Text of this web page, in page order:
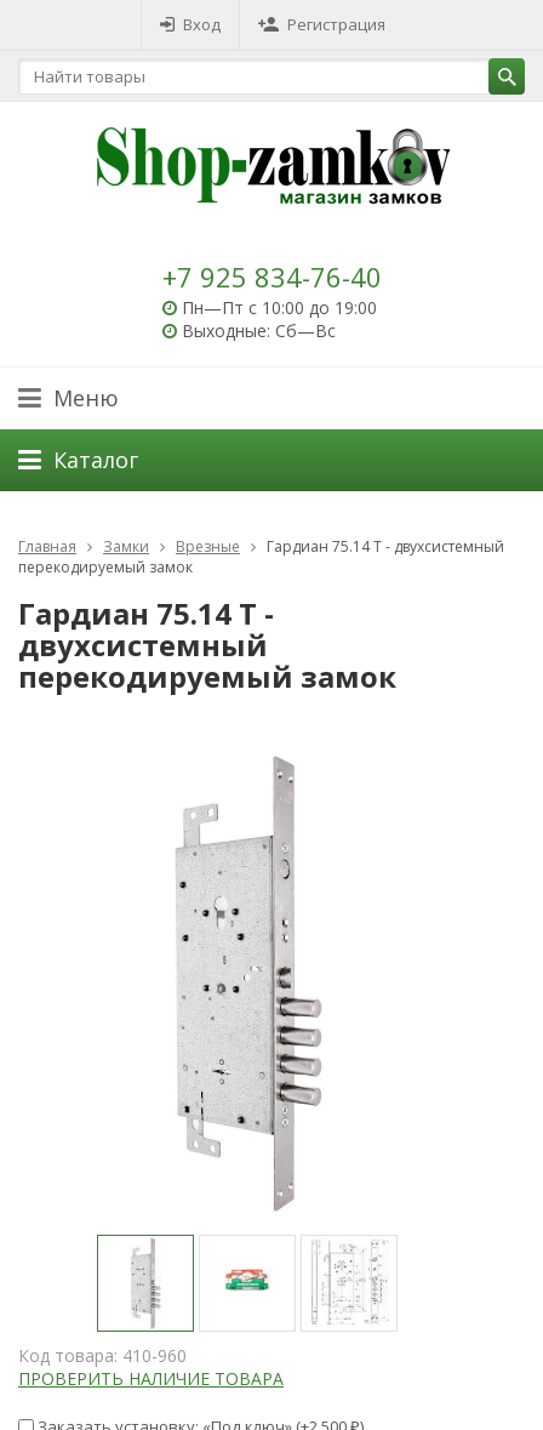
Вход Регистрация
+7 925 834-76-40
Пн—Пт с 10:00 до 19:00
Выходные: Сб—Вс
Меню
Каталог
Главная Замки Врезные
Гардиан 75.14 Т - двухсистемный
перекодируемый замок
Гардиан 75.14 Т -
двухсистемный
перекодируемый замок
Код товара: 410-960
ПРОВЕРИТЬ НАЛИЧИЕ ТОВАРА
₽